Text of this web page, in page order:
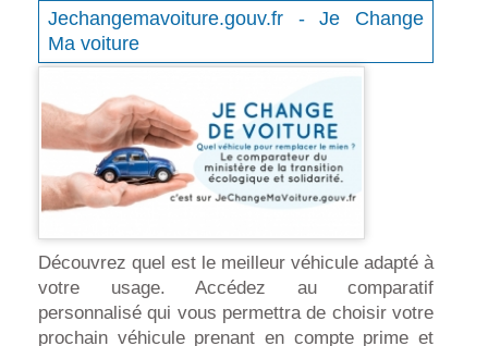
Jechangemavoiture.gouv.fr - Je Change
Ma voiture
Découvrez quel est le meilleur véhicule adapté à
votre usage. Accédez au comparatif
personnalisé qui vous permettra de choisir votre
prochain véhicule prenant en compte prime et